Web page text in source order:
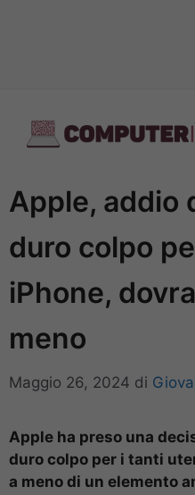
contenuto
Apple, addio
duro colpo
iPhone,
meno
Maggio 26, 2024 di
Apple ha preso una
duro colpo per i tanti
a meno di un elemento